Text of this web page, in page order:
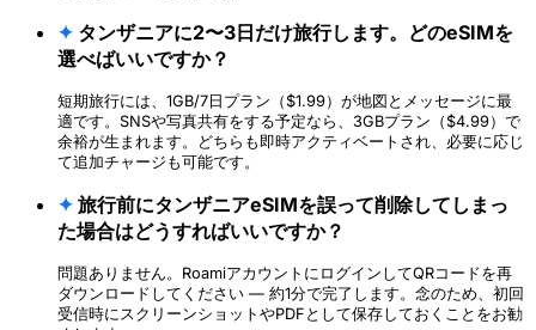
✦ タンザニアに2〜3日だけ旅行します。どのeSIMを
選べばいいですか？
短期旅行には、1GB/7日プラン（$1.99）が地図とメッセージに最
適です。SNSや写真共有をする予定なら、3GBプラン（$4.99）で
余裕が生まれます。どちらも即時アクティベートされ、必要に応じ
て追加チャージも可能です。
✦ 旅行前にタンザニアeSIMを誤って削除してしまっ
た場合はどうすればいいですか？
問題ありません。RoamiアカウントにログインしてQRコードを再
ダウンロードしてください — 約1分で完了します。念のため、初回
受信時にスクリーンショットやPDFとして保存しておくことをお勧